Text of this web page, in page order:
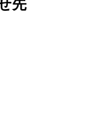
先